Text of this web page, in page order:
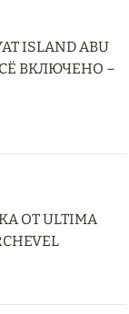
ISLAND ABU
ВКЛЮЧЕНО –
ОТ ULTIMA